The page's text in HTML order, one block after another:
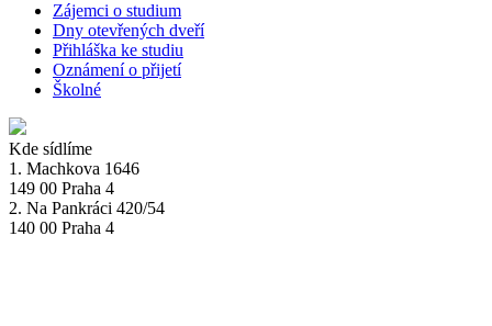
Zájemci o studium
Dny otevřených dveří
Přihláška ke studiu
Oznámení o přijetí
Školné
Kde sídlíme
1. Machkova 1646
149 00 Praha 4
2. Na Pankráci 420/54
140 00 Praha 4